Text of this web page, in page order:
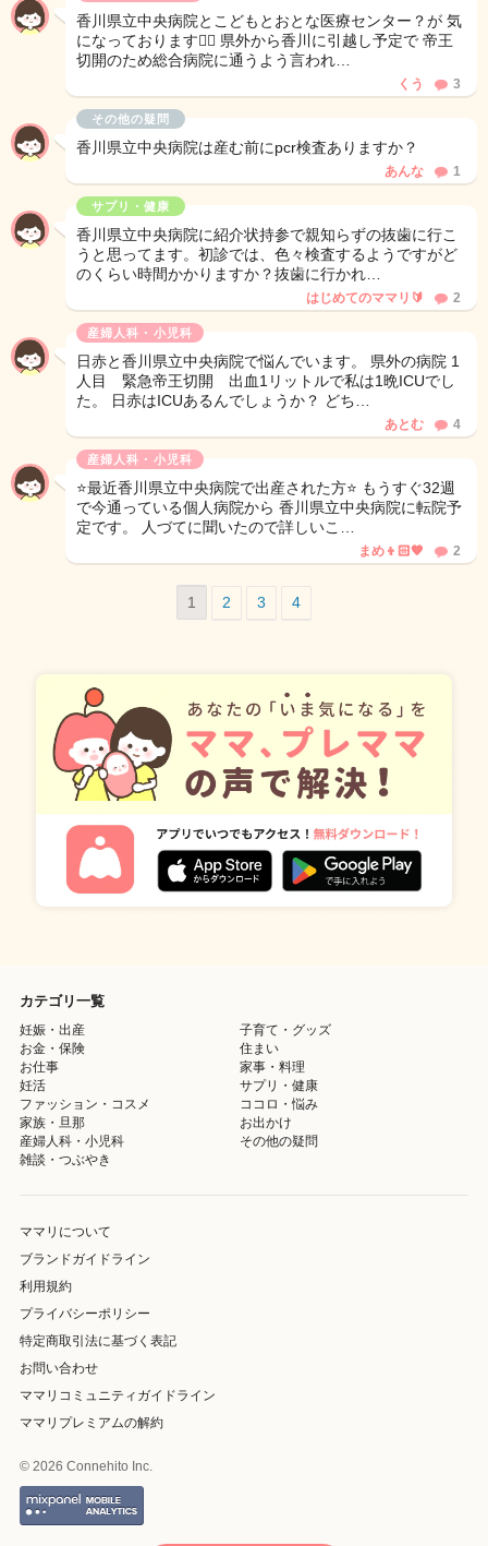
香川県立中央病院とこどもとおとな医療センター？が 気
になっております🙇‍♀️ 県外から香川に引越し予定で 帝王
切開のため総合病院に通うよう言われ…
くう 3
その他の疑問
香川県立中央病院は産む前にpcr検査ありますか？
あんな 1
サプリ・健康
香川県立中央病院に紹介状持参で親知らずの抜歯に行こ
うと思ってます。初診では、色々検査するようですがど
のくらい時間かかりますか？抜歯に行かれ…
はじめてのママリ🔰 2
産婦人科・小児科
日赤と香川県立中央病院で悩んでいます。 県外の病院 1
人目 緊急帝王切開 出血1リットルで私は1晩ICUでし
た。 日赤はICUあるんでしょうか？ どち…
あとむ 4
産婦人科・小児科
⭐️最近香川県立中央病院で出産された方⭐️ もうすぐ32週
で今通っている個人病院から 香川県立中央病院に転院予
定です。 人づてに聞いたので詳しいこ…
まめ👦🏻🧡 2
1 2 3 4
カテゴリ一覧
妊娠・出産
子育て・グッズ
お金・保険
住まい
お仕事
家事・料理
妊活
サプリ・健康
ファッション・コスメ
ココロ・悩み
家族・旦那
お出かけ
産婦人科・小児科
その他の疑問
雑談・つぶやき
ママリについて
ブランドガイドライン
利用規約
プライバシーポリシー
特定商取引法に基づく表記
お問い合わせ
ママリコミュニティガイドライン
ママリプレミアムの解約
© 2026 Connehito Inc.